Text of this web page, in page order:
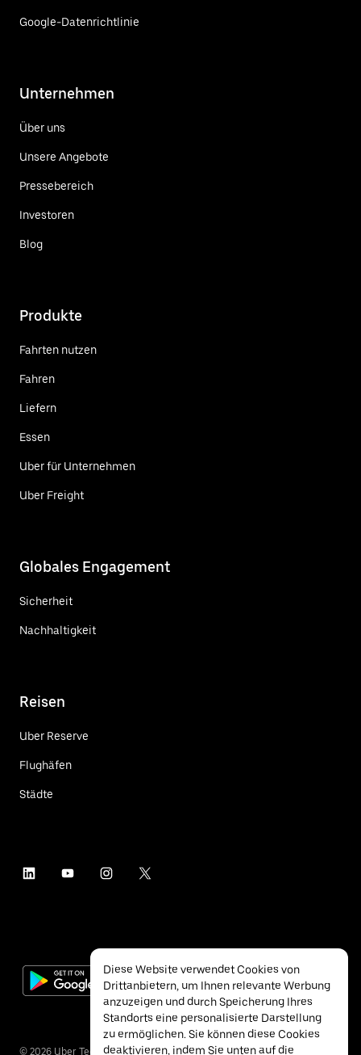
Google-Datenrichtlinie
Unternehmen
Über uns
Unsere Angebote
Pressebereich
Investoren
Blog
Produkte
Fahrten nutzen
Fahren
Liefern
Essen
Uber für Unternehmen
Uber Freight
Globales Engagement
Sicherheit
Nachhaltigkeit
Reisen
Uber Reserve
Flughäfen
Städte
© 2026 Uber Technologies Inc.
Diese Website verwendet Cookies von
Drittanbietern, um Ihnen relevante Werbung
anzuzeigen und durch Speicherung Ihres
Standorts eine personalisierte Darstellung
zu ermöglichen. Sie können diese Cookies
deaktivieren, indem Sie unten auf die